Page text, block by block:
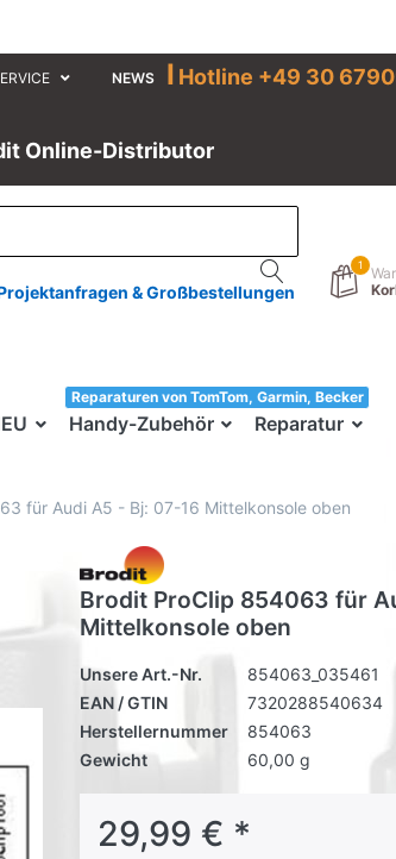
NEWS I Hotline +49 30
Online-Distributor
& Großbestellungen
1
Handy-Zubehör
33!
Reparatur
Reparaturen von TomTom, Garmin, Becker
für Audi A5 - Bj: 07-16 Mittelkonsole oben
Brodit ProClip 854063 für
Mittelkonsole oben
Unsere Art.-Nr.
854063_035461
EAN / GTIN
7320288540634
Herstellernummer
854063
Gewicht
60,00 g
29,99 € *